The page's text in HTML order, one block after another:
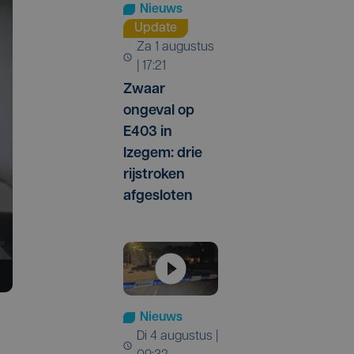
Nieuws
Update
za 1 augustus
| 17:21
Zwaar
ongeval op
E403 in
Izegem: drie
rijstroken
afgesloten
Nieuws
di 4 augustus |